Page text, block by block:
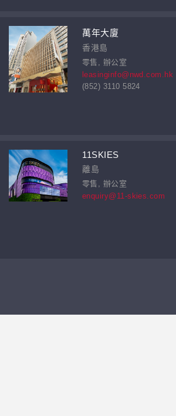
萬年大廈
香港島
零售, 辦公室
leasinginfo@nwd.com.hk
(852) 3110 5824
11SKIES
離島
零售, 辦公室
enquiry@11-skies.com